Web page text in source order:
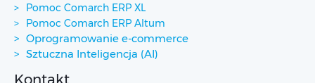
Pomoc Comarch ERP XL
Pomoc Comarch ERP Altum
Oprogramowanie e-commerce
Sztuczna Inteligencja (AI)